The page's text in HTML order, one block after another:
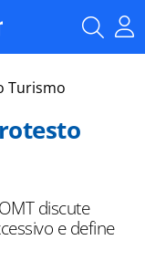
Turismo
discute
e define